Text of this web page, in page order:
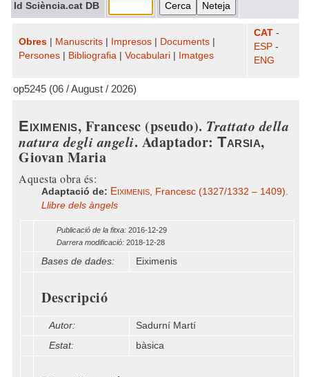
Id Sciència.cat DB
Obres Manuscrits Impresos Documents
Persones
Bibliografia Vocabulari Imatges
CAT -
ESP -
ENG
op5245 (06 / August / 2026)
Eiximenis, Francesc (pseudo). Trattato della
natura degli angeli. Adaptador: Tarsia,
Giovan Maria
Aquesta obra és:
Adaptació de: Eiximenis, Francesc (1327/1332 – 1409).
Llibre dels àngels
Publicació de la fitxa: 2016-12-29
Darrera modificació: 2018-12-28
Bases de dades: Eiximenis
Descripció
Autor:
Sadurní Martí
Estat:
bàsica